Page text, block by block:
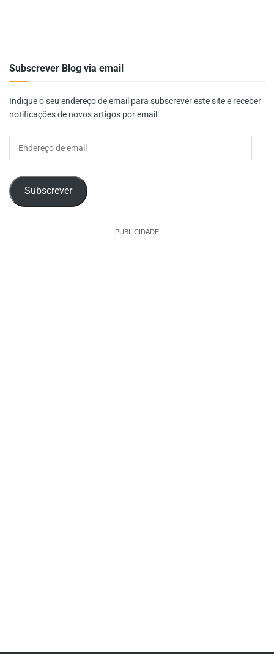
Subscrever Blog via email
Indique o seu endereço de email para subscrever este site e receber
notificações de novos artigos por email.
Endereço
Subscrever
PUBLICIDADE